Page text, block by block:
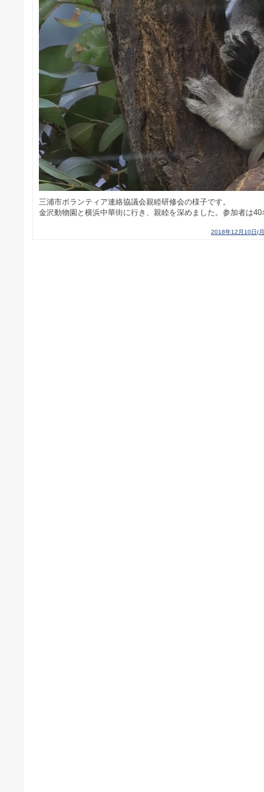
三浦市ボランティア連絡協議会親睦研修会の様子です。
金沢動物園と横浜中華街に行き、親睦を深めました。参加者は40
2018年12月10日(